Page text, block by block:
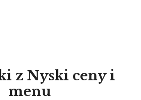
z Nyski ceny i
menu